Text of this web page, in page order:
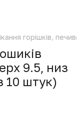
горішків,
9.5, низ
10 штук)